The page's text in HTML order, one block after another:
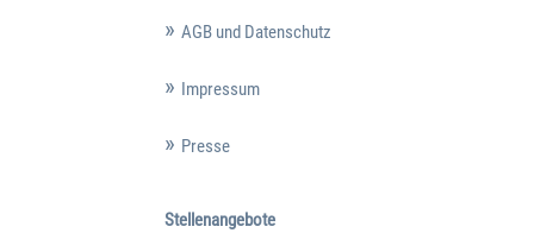
AGB und Datenschutz
Impressum
Presse
Stellenangebote